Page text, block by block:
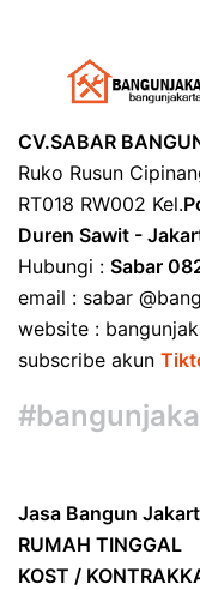
CV.SABAR
Ruko Rusun
RT018 RW002 Kel.
Duren Sawit -
Hubungi : Sabar
email : sabar
website :
subscribe akun
Jasa Bangun
RUMAH TINGGAL
KOST /